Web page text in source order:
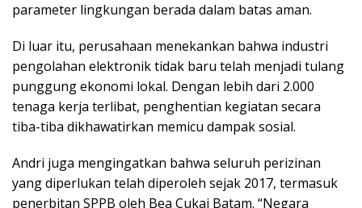
parameter lingkungan berada dalam batas aman.
Di luar itu, perusahaan menekankan bahwa industri
pengolahan elektronik tidak baru telah menjadi tulang
punggung ekonomi lokal. Dengan lebih dari 2.000
tenaga kerja terlibat, penghentian kegiatan secara
tiba-tiba dikhawatirkan memicu dampak sosial.
Andri juga mengingatkan bahwa seluruh perizinan
yang diperlukan telah diperoleh sejak 2017, termasuk
penerbitan SPPB oleh Bea Cukai Batam. “Negara